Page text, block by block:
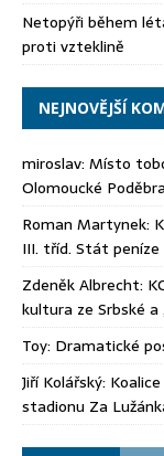
Netopýři během
proti vzteklině
NEJNOVĚJŠÍ
miroslav: Místo
Olomoucké
Roman Martynek:
III. tříd. Stát
Zdeněk Albrecht:
kultura ze Srbské a
Toy: Dramatické
Jiří Kolářský:
stadionu Za